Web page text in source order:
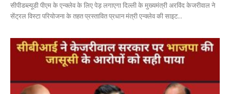
सीपीडब्ल्यूडी पीएम के एन्क्लेव के लिए पेड़ लगाएगा दिल्ली के मुख्यमंत्री अरविंद केजरीवाल ने
सेंट्रल विस्टा परियोजना के तहत प्रस्तावित प्रधान मंत्री एन्क्लेव की साइट...